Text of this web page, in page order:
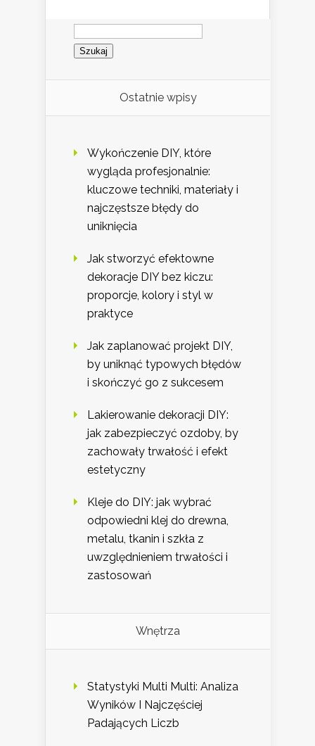
Szukaj:
Ostatnie wpisy
Wykończenie DIY, które
wygląda profesjonalnie:
kluczowe techniki, materiały i
najczęstsze błędy do
uniknięcia
Jak stworzyć efektowne
dekoracje DIY bez kiczu:
proporcje, kolory i styl w
praktyce
Jak zaplanować projekt DIY,
by uniknąć typowych błędów
i skończyć go z sukcesem
Lakierowanie dekoracji DIY:
jak zabezpieczyć ozdoby, by
zachowały trwałość i efekt
estetyczny
Kleje do DIY: jak wybrać
odpowiedni klej do drewna,
metalu, tkanin i szkła z
uwzględnieniem trwałości i
zastosowań
Wnętrza
Statystyki Multi Multi: Analiza
Wyników I Najczęściej
Padających Liczb